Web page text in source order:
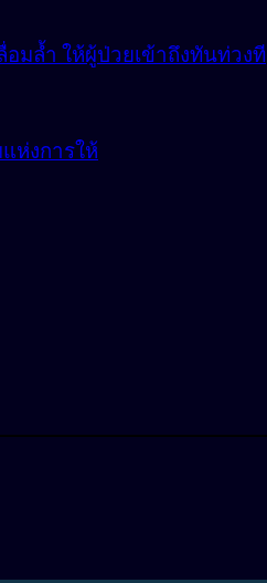
อมล้ำ ให้ผู้ป่วยเข้าถึงทันท่วงที
ห่งการให้